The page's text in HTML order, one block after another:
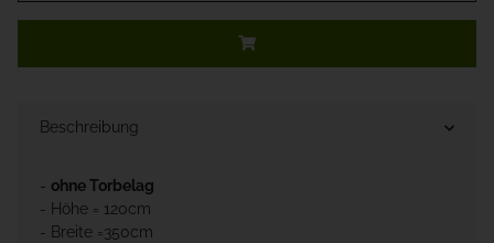
Beschreibung
- ohne Torbelag
- Höhe = 120cm
- Breite =350cm